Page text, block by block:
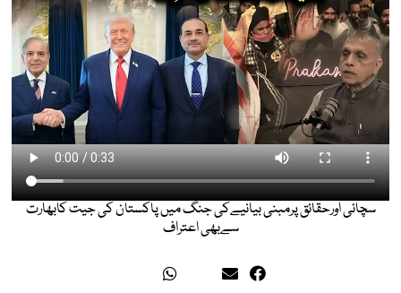
سچائی اورحقائق پرمبنی بیانیےکی جنگ میں پاکستان کی جیت کابھارت
سےبھی اعتراف